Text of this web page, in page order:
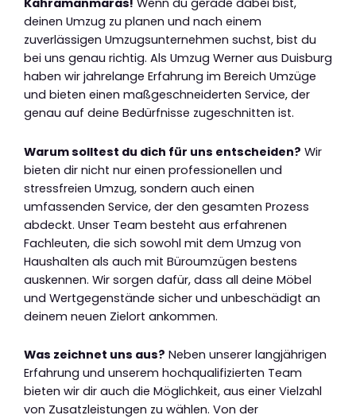
Kahramanmaras! Wenn du gerade dabei bist,
deinen Umzug zu planen und nach einem
zuverlässigen Umzugsunternehmen suchst, bist du
bei uns genau richtig. Als Umzug Werner aus Duisburg
haben wir jahrelange Erfahrung im Bereich Umzüge
und bieten einen maßgeschneiderten Service, der
genau auf deine Bedürfnisse zugeschnitten ist.
Warum solltest du dich für uns entscheiden? Wir
bieten dir nicht nur einen professionellen und
stressfreien Umzug, sondern auch einen
umfassenden Service, der den gesamten Prozess
abdeckt. Unser Team besteht aus erfahrenen
Fachleuten, die sich sowohl mit dem Umzug von
Haushalten als auch mit Büroumzügen bestens
auskennen. Wir sorgen dafür, dass all deine Möbel
und Wertgegenstände sicher und unbeschädigt an
deinem neuen Zielort ankommen.
Was zeichnet uns aus? Neben unserer langjährigen
Erfahrung und unserem hochqualifizierten Team
bieten wir dir auch die Möglichkeit, aus einer Vielzahl
von Zusatzleistungen zu wählen. Von der